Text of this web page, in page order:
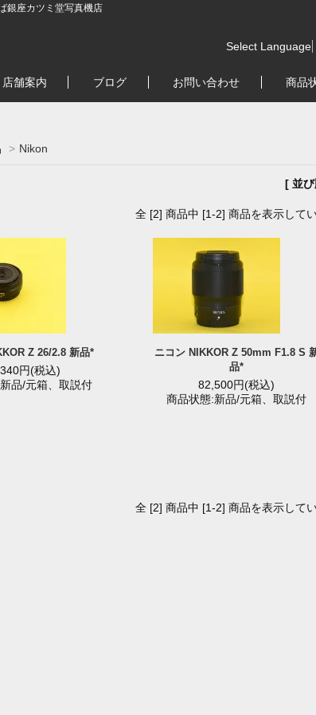
銀座カツミ堂写真機店
Select Language
店舗案内 ブログ お問い合わせ 商品
> Nikon
[ 並
全 [2] 商品中 [1-2] 商品を表示して
Z 26/2.8 新品*
円(税込)
品/元箱、取説付
ニコン NIKKOR Z 50mm F1.8 S
品*
82,500円(税込)
商品状態:新品/元箱、取説付
全 [2] 商品中 [1-2] 商品を表示して